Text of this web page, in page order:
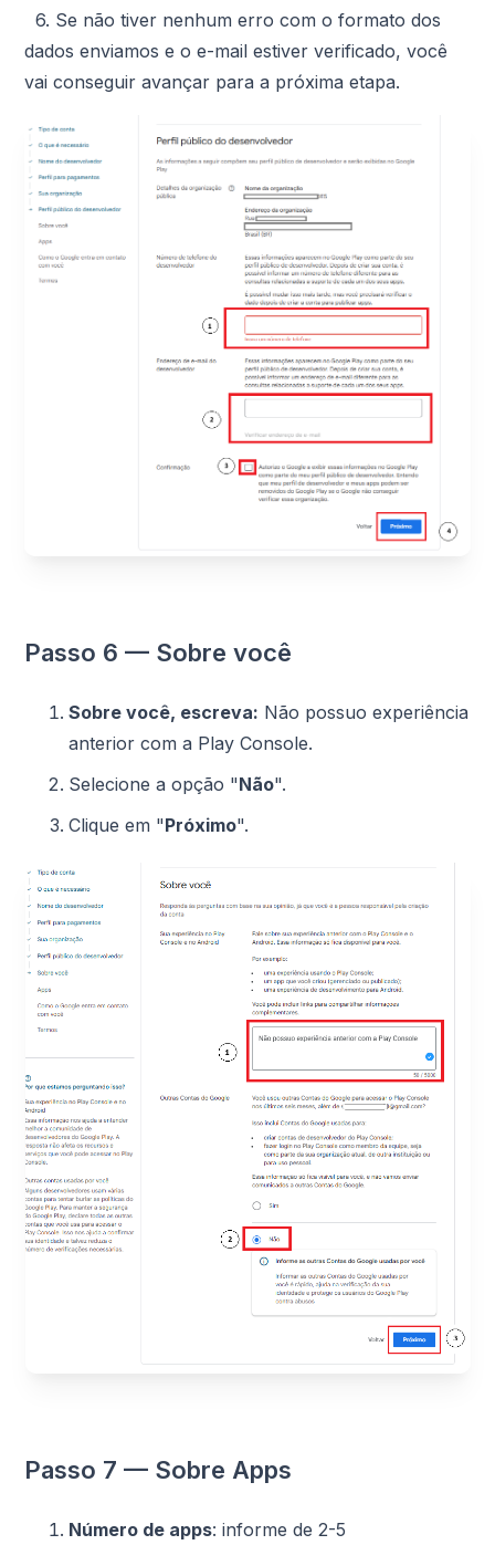
6. Se não tiver nenhum erro com o formato dos
dados enviamos e o e-mail estiver verificado, você
vai conseguir avançar para a próxima etapa.
Passo 6 — Sobre você
Sobre você, escreva: Não possuo experiência
anterior com a Play Console.
Selecione a opção "Não".
Clique em "Próximo".
Passo 7 — Sobre Apps
Número de apps: informe de 2-5